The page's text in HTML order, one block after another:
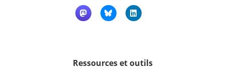
Qui sommes nous ?Ressources et outils